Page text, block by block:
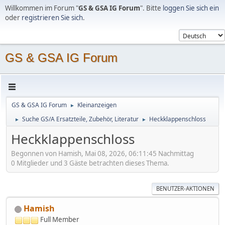
Willkommen im Forum "GS & GSA IG Forum". Bitte loggen Sie sich ein
oder registrieren Sie sich.
GS & GSA IG Forum
GS & GSA IG Forum ► Kleinanzeigen
► Suche GS/A Ersatzteile, Zubehör, Literatur ► Heckklappenschloss
Heckklappenschloss
Begonnen von Hamish, Mai 08, 2026, 06:11:45 Nachmittag
0 Mitglieder und 3 Gäste betrachten dieses Thema.
BENUTZER-AKTIONEN
Hamish
Full Member